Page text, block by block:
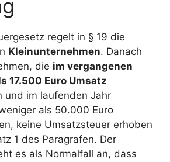
regelt in § 19 die
Kleinunternehmen. Danach
die im vergangenen
17.500 Euro Umsatz
und im laufenden Jahr
als 50.000 Euro
keine Umsatzsteuer erhoben
1 des Paragrafen. Der
es als Normalfall an, dass